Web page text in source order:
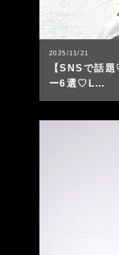
2025/11/21
【SNSで話
ー6選♡L…